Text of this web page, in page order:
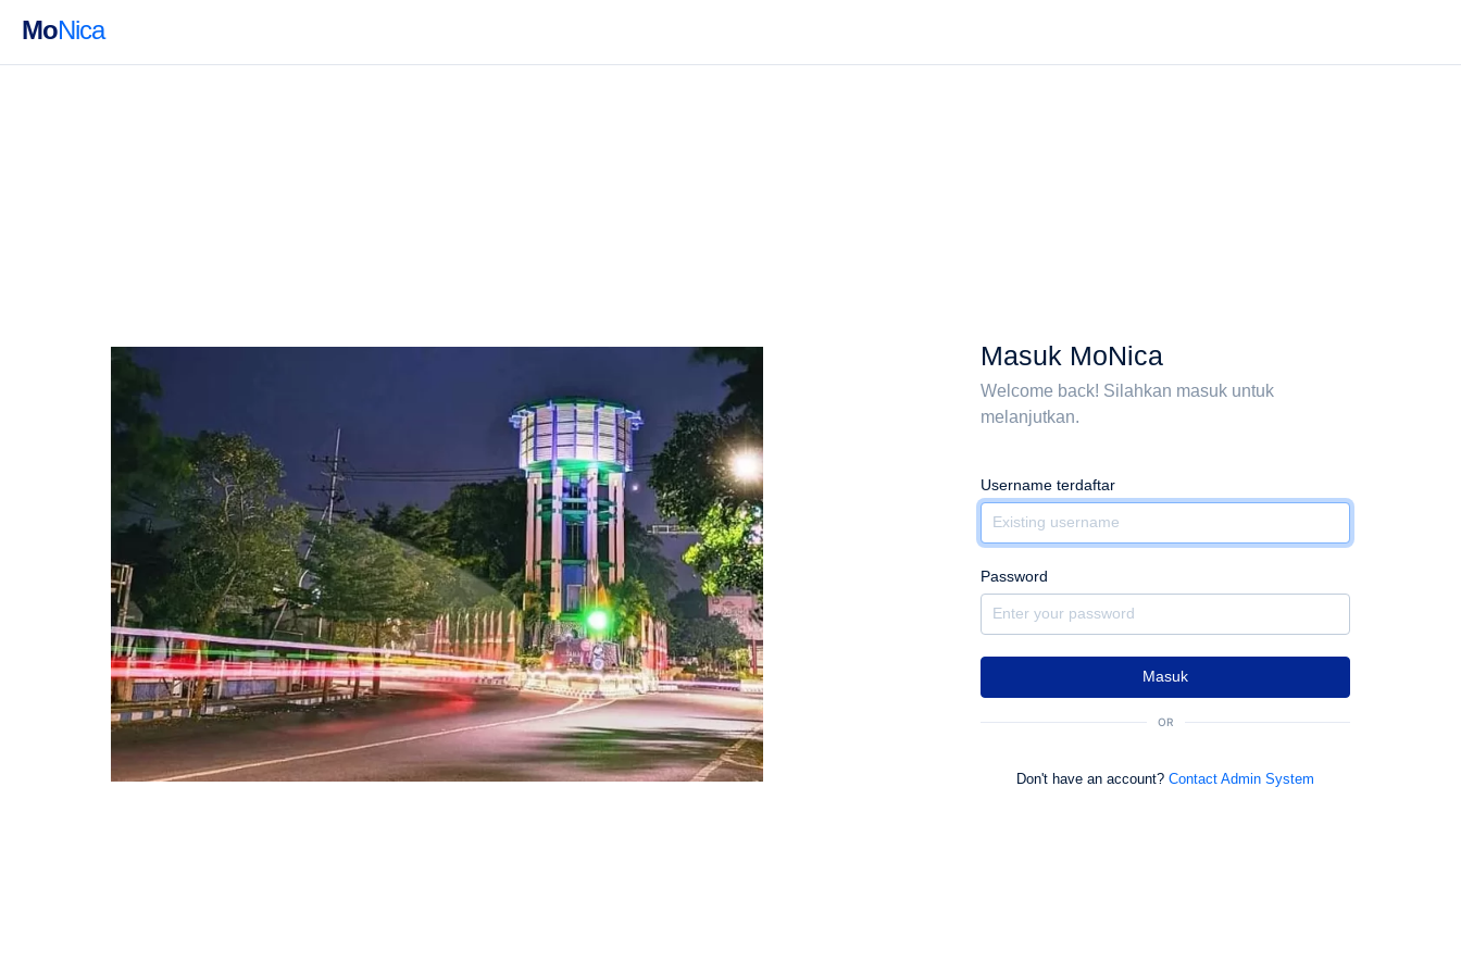
MoNica
Masuk MoNica
Welcome back! Silahkan masuk untuk
melanjutkan.
Username terdaftar
Password
Masuk
OR
Don't have an account? Contact Admin System